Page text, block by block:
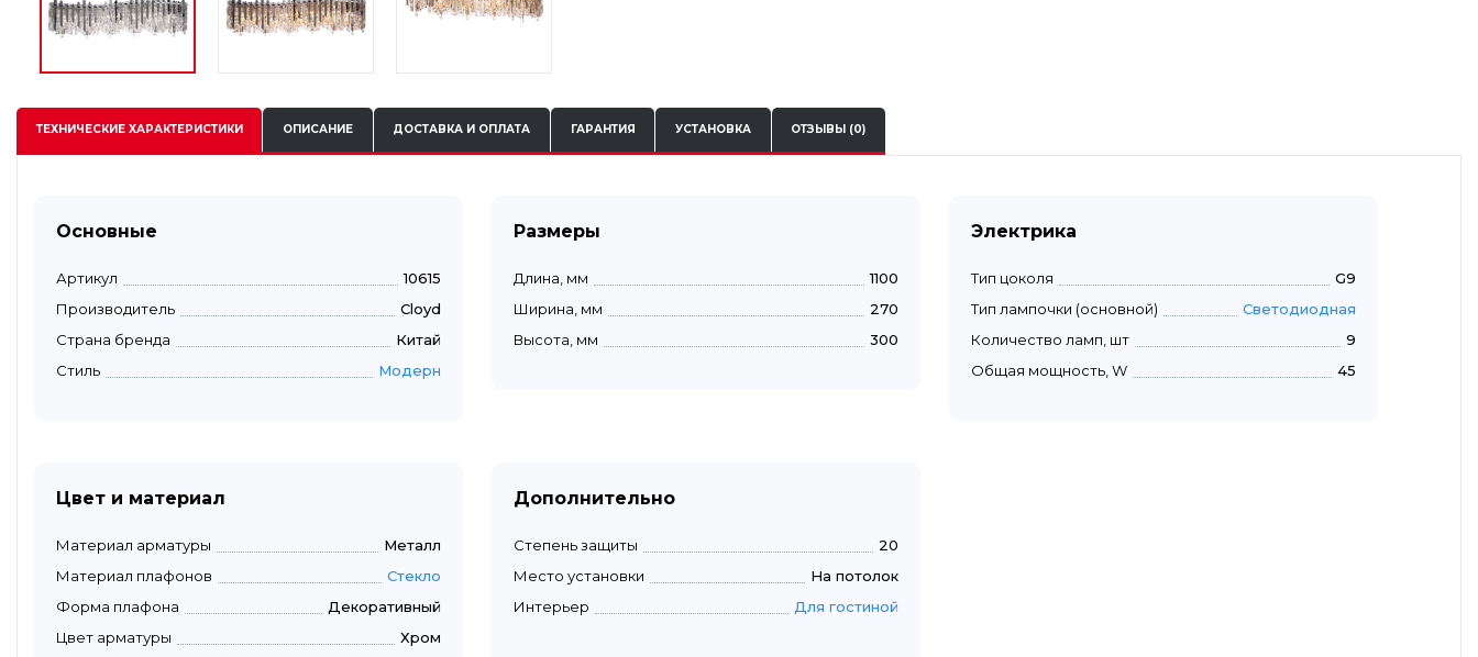
ТЕХНИЧЕСКИЕХАРАКТЕРИСТИКИ ОПИСАНИЕ ДОСТАВКА И ОПЛАТА ГАРАНТИЯ УСТАНОВКА ОТЗЫВЫ (0)
Основные
Артикул
10615
Производитель
Cloyd
Страна бренда
Китай
Стиль
Модерн
Размеры
Длина, мм
1100
Ширина, мм
270
Высота, мм
300
Электрика
Тип цоколя
G9
Тип лампочки (основной)
Светодиодная
Количество ламп, шт
9
Общая мощность, W
45
Цвет и материал
Материал арматуры
Металл
Материал плафонов
Стекло
Форма плафона
Декоративный
Цвет арматуры
Хром
Дополнительно
Степень защиты
20
Место установки
На потолок
Интерьер
Для гостиной